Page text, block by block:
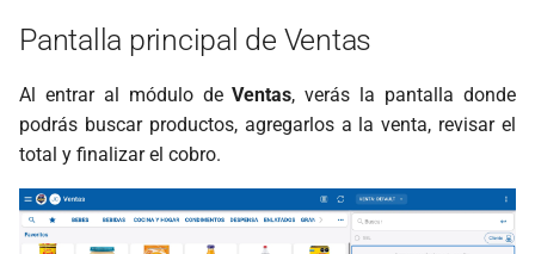
Pantalla principal de Ventas
Al entrar al módulo deVentas, verás la pantalla donde
podrás buscar productos, agregarlos a la venta, revisar el
total y finalizar el cobro.